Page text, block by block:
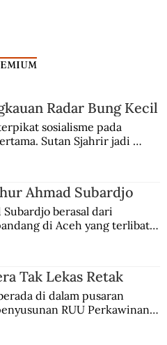
Supersemar
Radar Bung Kecil
sosialisme pada
Sutan Sjahrir jadi
Ahmad Subardjo
Subardjo berasal dari
di Aceh yang terlibat
Tak Lekas Retak
di dalam pusaran
RUU Perkawinan.